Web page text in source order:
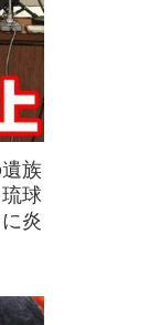
族
球
炎